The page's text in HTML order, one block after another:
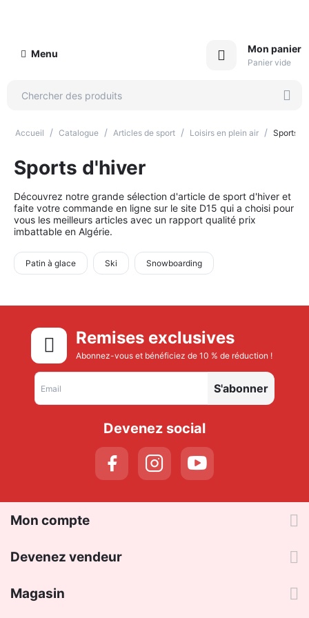
Menu Mon panier
Panier vide
Accueil / Catalogue / Articles de sport / Loisirs en plein air / Sports
Sports d'hiver
Découvrez notre grande sélection d'article de sport d'hiver et
faite votre commande en ligne sur le site D15 qui a choisi pour
vous les meilleurs articles avec un rapport qualité prix
imbattable en Algérie.
Patin à glace Ski Snowboarding
Remises exclusives
Abonnez-vous et bénéficiez de 10 % de réduction !
S'abonner
Devenez social
Mon compte
Devenez vendeur
Magasin